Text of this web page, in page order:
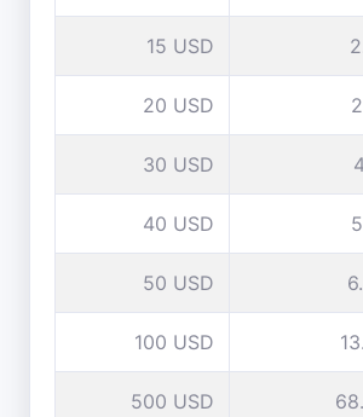
15 USD
20 USD
30 USD
40 USD
50 USD
100 USD
500 USD